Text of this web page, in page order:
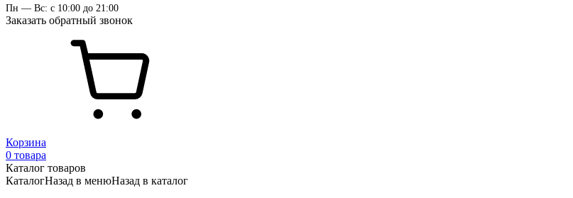
Пн — Вс: с 10:00 до 21:00
Заказать обратный звонок
Корзина
0 товара
Каталог товаров
КаталогНазад в менюНазад в каталог